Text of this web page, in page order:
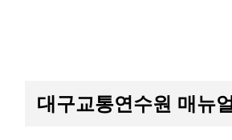
대구교통연수원 매뉴얼